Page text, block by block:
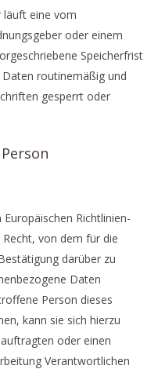
läuft eine vom
oder einem
Speicherfrist
routinemäßig und
gesperrt oder
Richtlinien-
von dem für die
darüber zu
Daten
Person dieses
kann sie sich hierzu
oder einen
Verantwortlichen